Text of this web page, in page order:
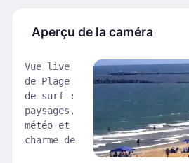
Aperçu de la caméra
Vue live
de Plage
de surf :
paysages,
météo et
charme de